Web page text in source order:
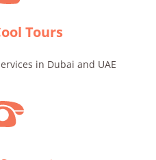
Tours
in Dubai and UAE